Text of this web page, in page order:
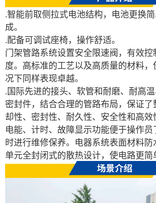
.智能前取侧拉式电池结构，电池更换
成。
.配备可调试座椅，操作舒适。
门架管路系统设置安全限速阀，有效控
度。高标准的工艺以及高质量的材料
况下同样表现卓越。
.国际先进的接头、软管和耐磨、耐高
密封件，结合合理的管路布局，保证了
却性、密封性、耐久性、安全性和高效
电能、计时、故障显示功能便于操作
时进行维修保养。电器系统表面材料防
单元全封闭式的散热设计，使电路更简